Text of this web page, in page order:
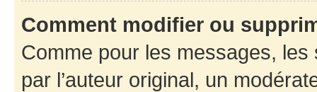
Comment modifier ou
Comme pour les messages,
par l’auteur original, un